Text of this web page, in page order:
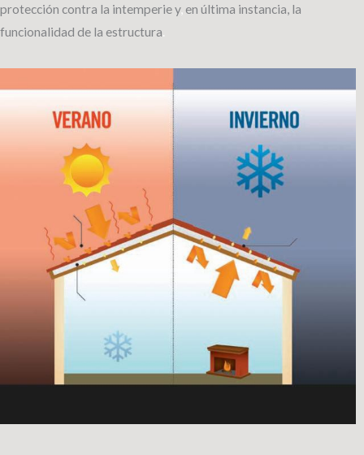
protección contra la intemperie y, en última instancia, la
funcionalidad de la estructura.